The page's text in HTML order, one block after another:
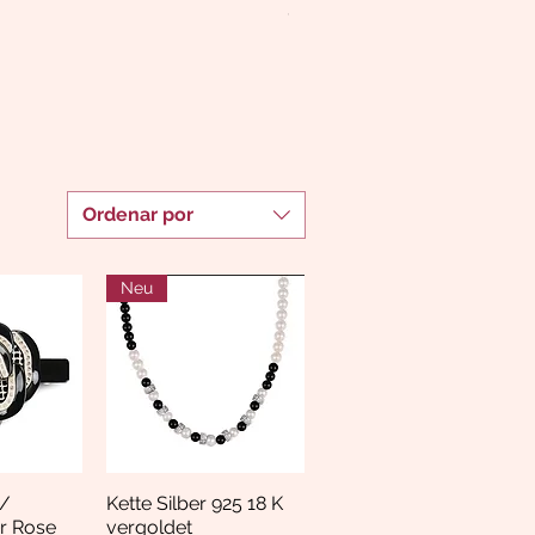
Precio
189,00 €
Ordenar por
/
Rose
Vista rápida
Neu
Kette Silber 925 18 K
vergoldet